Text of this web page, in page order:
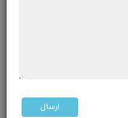
همش هم خسته ام خوابم
ارسال